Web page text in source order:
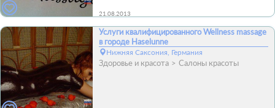
21.08.2013
Услуги квалифицированного Wellness massage
в городе Haselunne
Нижняя Саксония, Германия
Здоровье и красота Салоны красоты